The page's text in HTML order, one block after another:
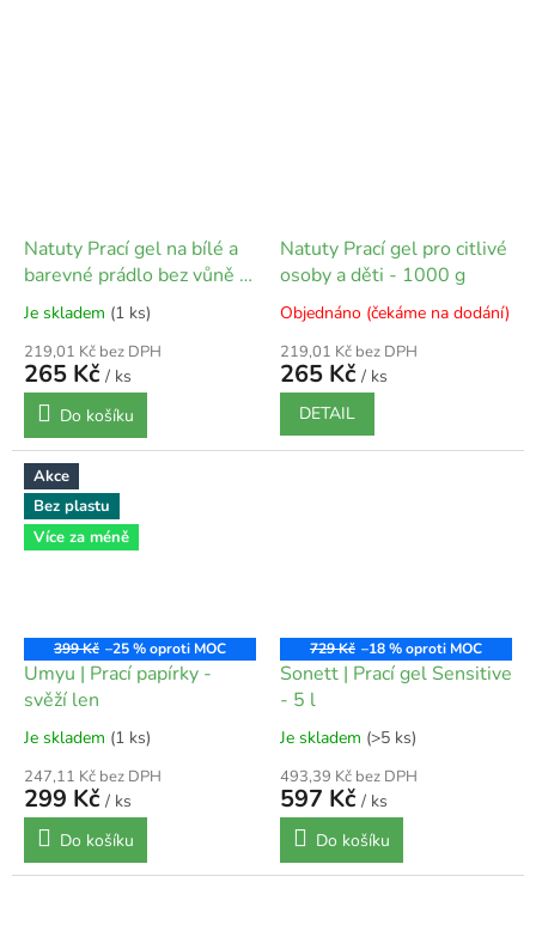
Natuty Prací gel na bílé a
barevné prádlo bez vůně -
1000 g
Je skladem (1 ks)
219,01 Kč bez DPH
265 Kč / ks
Do košíku
Natuty Prací gel pro citlivé
osoby a děti - 1000 g
Objednáno (čekáme na dodání)
219,01 Kč bez DPH
265 Kč / ks
DETAIL
Akce
Bez plastu
Více za méně
399 Kč –25 %
Umyu | Prací papírky -
svěží len
Je skladem (1 ks)
247,11 Kč bez DPH
299 Kč / ks
Do košíku
729 Kč –18 %
Sonett | Prací gel Sensitive
- 5 l
Je skladem (>5 ks)
493,39 Kč bez DPH
597 Kč / ks
Do košíku